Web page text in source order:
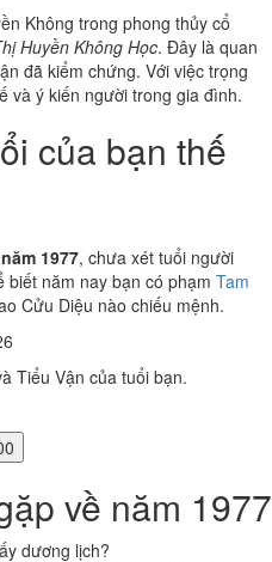
Không trong phong thủy cổ
Huyền Không Học. Đây là quan
đã kiểm chứng. Với việc trọng
và ý kiến người trong gia đình.
của bạn thế
1977, chưa xét tuổi người
biết năm nay bạn có phạm Tam
Cửu Diệu nào chiếu mệnh.
Tiểu Vận của tuổi bạn.
về năm 1977
dương lịch?